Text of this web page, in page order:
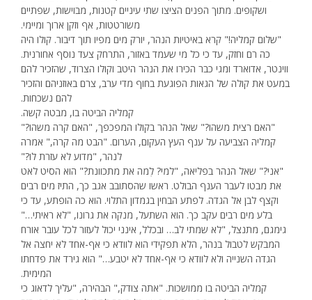
ושקופים. מתוך הפנים הציצו שתי עיניים קטנות, מבוישות, שפתיים
משורטטות, אף וזקן ארוך ומיימי.
"שלום קמליה!" קרא באיטיות הנהר, יורק מים מפיו תוך דיבור. קולו היה
כה רם וחזק, עד כי כל מי שעמד באזור, התרחק צעד נוסף אחורנית.
ווינטר, אדוארד ומגי כבר הכירו את הנהר היטב וקולו הצרוד, שהזכיר להם
במעט את קולה של הגאות הפוגעת בחוף מדי ערב, צרם באוזניהם והזכיר
להם נשכחות.
קמליה הביטה בו, מבטה קשה.
"האם רצית משהו?" שאל הנהר בקולו המפכפך, "האם קרה משהו?"
קמליה הצביעה על ענף העץ העקום, הערום. "הבט מה קרה," אמרה
לנהר, "מדוע לא עזרת לו?"
"אני?" שאל הנהר בפליאה, "למי? לְמה את מתכוונת?" הוא הסיט לאט
את מבטו לעבר הענף הבולט. ראשו שהסתובב אגב כך, התיז מים רבים
וקצף לבן אל הגדה. לפתע הבחין בגמדון התלוי. הוא כה הופתע, עד כי
בלע מים רבים עקב כך. הוא השתעל, מנקה את גרונו, "לא ראיתי…"
גימגם, מתנצל, "לא שמתי לב… ובכלל, אינני יכול לעזור לכל עובר אורח
המבקש לטבול בנהר, הלא תפקידי הוא לוודא כי אף-אחד לא יחצה אל
הגדה השנייה ולא לוודא כי אף-אחד לא יטבע…" הוא גירד את פדחתו
המימית.
קמליה הביטה בו ממושכות. "אתה צודק," הבהירה, "עליך לדאוג כי